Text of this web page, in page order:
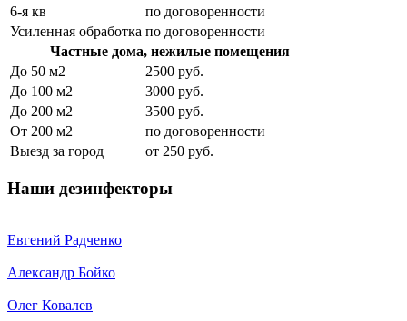
6-я кв
по договоренности
Усиленная обработка по договоренности
Частные дома, нежилые помещения
До 50 м2
2500 руб.
До 100 м2
3000 руб.
До 200 м2
3500 руб.
От 200 м2
по договоренности
Выезд за город
от 250 руб.
Наши дезинфекторы
Евгений Радченко
Александр Бойко
Олег Ковалев